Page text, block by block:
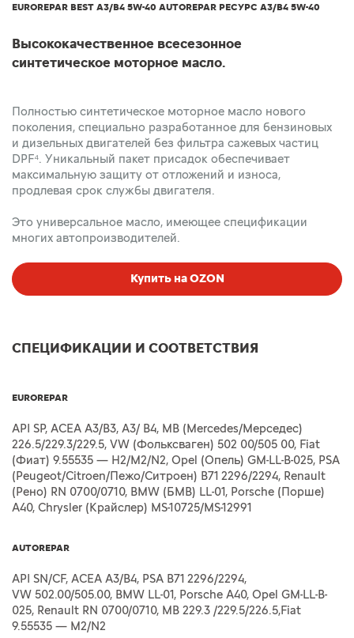
EUROREPAR BEST A3/B4 5W-40 AUTOREPAR РЕСУРС A3/B4 5W-40
Высококачественное всесезонное
синтетическое моторное масло.
Полностью синтетическое моторное масло нового
поколения, специально разработанное для бензиновых
и дизельных двигателей без фильтра сажевых частиц
DPF⁴. Уникальный пакет присадок обеспечивает
максимальную защиту от отложений и износа,
продлевая срок службы двигателя.
Это универсальное масло, имеющее спецификации
многих автопроизводителей.
Купить на OZON
СПЕЦИФИКАЦИИ И СООТВЕТСТВИЯ
EUROREPAR
API SP, ACEA A3/B3, A3/ B4, MB (Mercedes/Мерседес)
226.5/229.3/229.5, VW (Фольксваген) 502 00/505 00, Fiat
(Фиат) 9.55535 — H2/M2/N2, Opel (Опель) GM-LL-B-025, PSA
(Peugeot/Citroen/Пежо/Ситроен) B71 2296/2294, Renault
(Рено) RN 0700/0710, BMW (БМВ) LL-01, Porsche (Порше)
A40, Chrysler (Крайслер) MS-10725/MS-12991
AUTOREPAR
API SN/CF, ACEA A3/B4, PSA B71 2296/2294,
VW 502.00/505.00, BMW LL-01, Porsche A40, Opel GM-LL-B-
025, Renault RN 0700/0710, MB 229.3 /229.5/226.5,Fiat
9.55535 — M2/N2